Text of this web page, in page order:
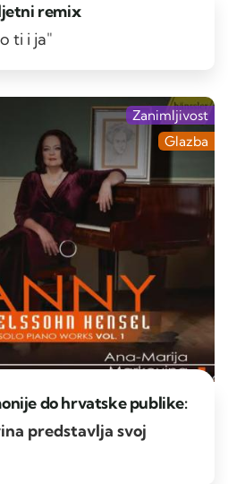
remix
ti i ja"
do hrvatske publike:
predstavlja svoj
Zanimljivost
Glazba